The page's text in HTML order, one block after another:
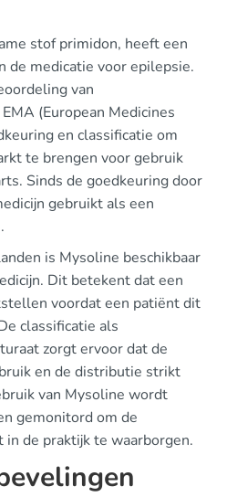
stof primidon, heeft een
de medicatie voor epilepsie.
van
(European Medicines
en classificatie om
te brengen voor gebruik
Sinds de goedkeuring door
gebruikt als een
is Mysoline beschikbaar
Dit betekent dat een
voordat een patiënt dit
classificatie als
zorgt ervoor dat de
en de distributie strikt
van Mysoline wordt
gemonitord om de
de praktijk te waarborgen.